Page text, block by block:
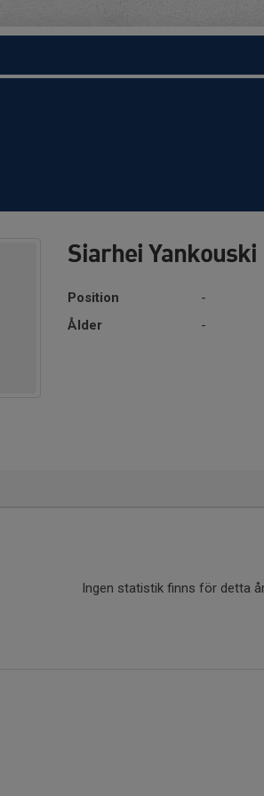
Siarhei Yankouski
Position
-
Ålder
-
Ingen statistik finns för detta